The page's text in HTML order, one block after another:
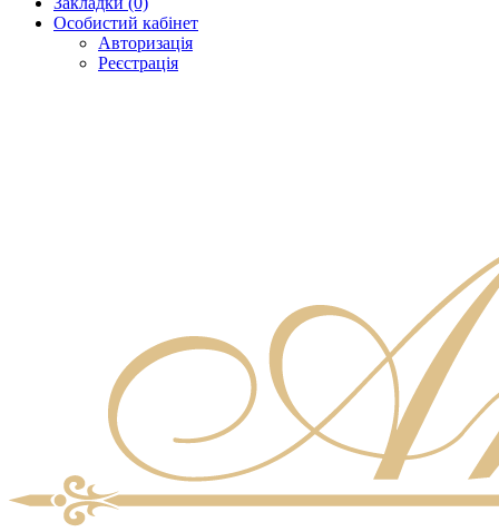
Особистий кабінет
Авторизація
Реєстрація